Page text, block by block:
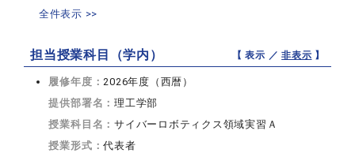
全件表示 >>
担当授業科目（学内） 【 表示 ／非表示 】
履修年度：2026年度（西暦）
提供部署名：理工学部
授業科目名：サイバーロボティクス領域実習Ａ
授業形式：代表者